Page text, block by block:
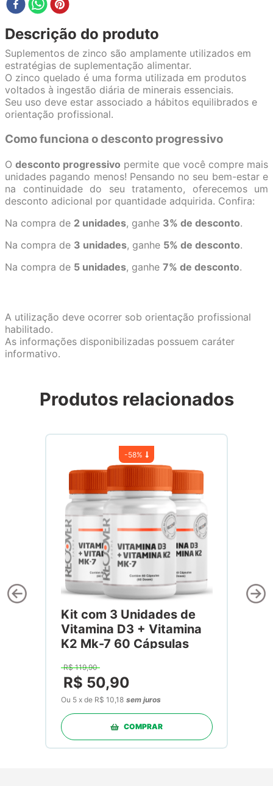
Descrição do produto
Suplementos de zinco são amplamente utilizados em
estratégias de suplementação alimentar.
O zinco quelado é uma forma utilizada em produtos
voltados à ingestão diária de minerais essenciais.
Seu uso deve estar associado a hábitos equilibrados e
orientação profissional.
Como funciona o desconto progressivo
Odesconto progressivo permite que você compre mais
unidades pagando menos! Pensando no seu bem-estar e
na continuidade do seu tratamento, oferecemos um
desconto adicional por quantidade adquirida. Confira:
Na compra de 2 unidades, ganhe 3% de desconto.
Na compra de 3 unidades, ganhe 5% de desconto.
Na compra de 5 unidades, ganhe 7% de desconto.
A utilização deve ocorrer sob orientação profissional
habilitado.
As informações disponibilizadas possuem caráter
informativo.
Produtos relacionados
-58%
Kit com 3 Unidades de
Vitamina D3 + Vitamina
K2 Mk-7 60 Cápsulas
R$ 119,90
R$ 50,90
Ou 5 xde R$ 10,18 sem juros
COMPRAR